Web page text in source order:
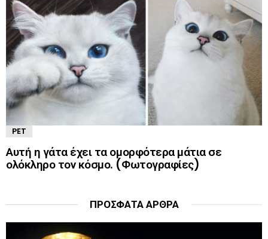
PET
Αυτή η γάτα έχει τα ομορφότερα μάτια σε
ολόκληρο τον κόσμο. (Φωτογραφίες)
ΠΡΌΣΦΑΤΑ ΆΡΘΡΑ